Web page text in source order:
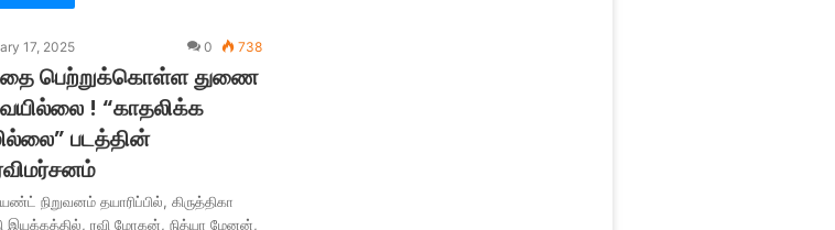
17, 2025 0 738
பெற்றுக்கொள்ள துணை
! “காதலிக்க
படத்தின்
நிறுவனம் தயாரிப்பில், கிருத்திகா
இயக்கத்தில், ரவி மோகன், நித்யா மேனன்,